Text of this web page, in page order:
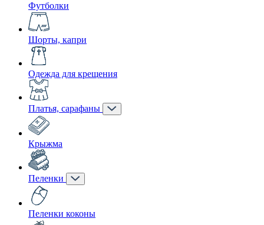
Футболки
Шорты, капри
Одежда для крещения
Платья, сарафаны
Крыжма
Пеленки
Пеленки коконы